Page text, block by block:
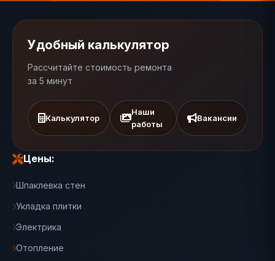
Удобный калькулятор
Рассчитайте стоимость ремонта
за 5 минут
Калькулятор
Наши
работы
Вакансии
Цены:
Шпаклевка стен
Укладка плитки
Электрика
Отопление